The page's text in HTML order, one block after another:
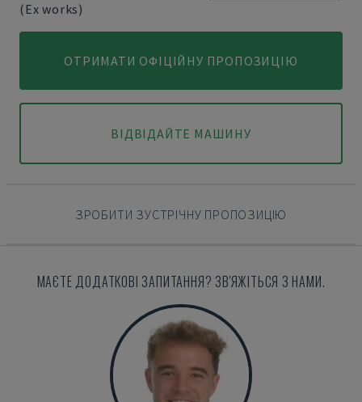
(Ex works)
ОТРИМАТИ ОФІЦІЙНУ ПРОПОЗИЦІЮ
ВІДВІДАЙТЕ МАШИНУ
ЗРОБИТИ ЗУСТРІЧНУ ПРОПОЗИЦІЮ
МАЄТЕ ДОДАТКОВІ ЗАПИТАННЯ? ЗВ'ЯЖІТЬСЯ З НАМИ.